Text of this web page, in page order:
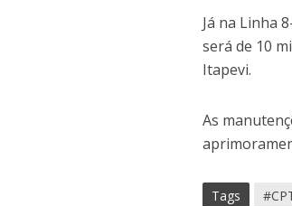
Já na Linha
será de 10
Itapevi.
As
Tags